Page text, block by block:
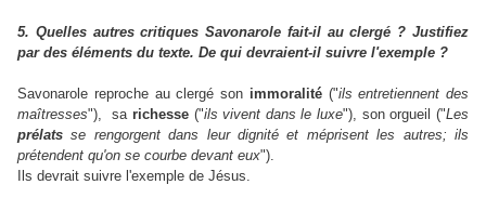
5. Quelles autres critiques Savonarole fait-il au clergé ? Justifiez
par des éléments du texte. De qui devraient-il suivre l'exemple ?
Savonarole reproche au clergé son immoralité("ils entretiennent des
maîtresses"), sa richesse("ils vivent dans le luxe"), son orgueil ("Les
prélats se rengorgent dans leur dignité et méprisent les autres; ils
prétendent qu'on se courbe devant eux").
Ils devrait suivre l'exemple de Jésus.